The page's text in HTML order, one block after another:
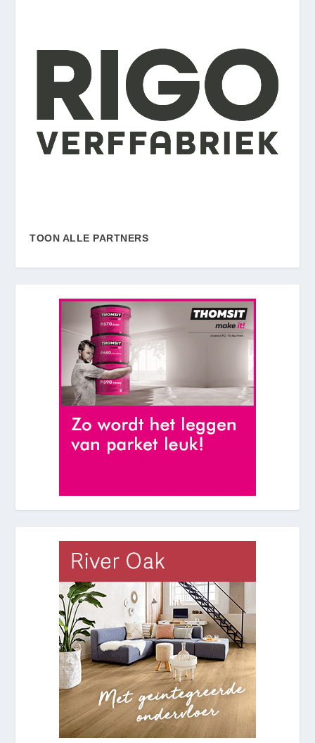
TOON ALLE PARTNERS